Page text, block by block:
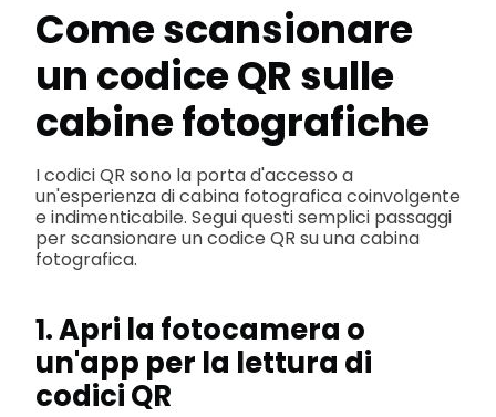
Come scansionare
un codice QR sulle
cabine fotografiche
I codici QR sono la porta d'accesso a
un'esperienza di cabina fotografica coinvolgente
e indimenticabile. Segui questi semplici passaggi
per scansionare un codice QR su una cabina
fotografica.
1. Apri la fotocamera o
un'app per la lettura di
codici QR